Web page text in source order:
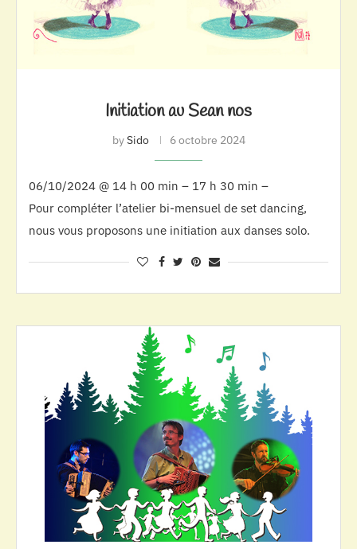
Initiation au Sean nos
bySido 6 octobre 2024
06/10/2024 @ 14 h 00 min – 17 h 30 min –
Pour compléter l’atelier bi-mensuel de set dancing,
nous vous proposons une initiation aux danses solo.